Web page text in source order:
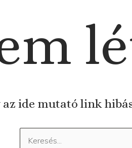
ide mutató link
Keresés: